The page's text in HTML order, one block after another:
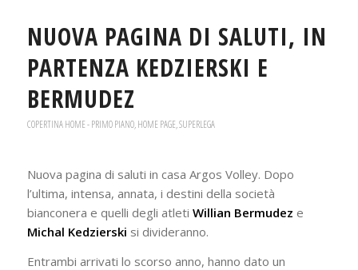
NUOVA PAGINA DI SALUTI, IN
PARTENZA KEDZIERSKI E
BERMUDEZ
COPERTINA HOME - PRIMO PIANO,HOME PAGE,SUPERLEGA
Nuova pagina di saluti in casa Argos Volley. Dopo
l’ultima, intensa, annata, i destini della società
bianconera e quelli degli atleti Willian Bermudez e
Michal Kedzierski si divideranno.
Entrambi arrivati lo scorso anno, hanno dato un